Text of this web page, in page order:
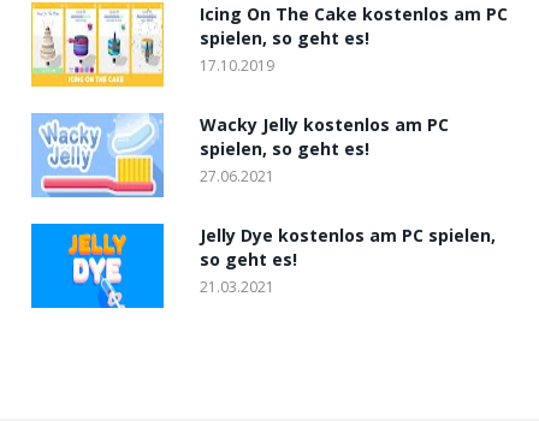
Icing On The Cake kostenlos am PC
spielen, so geht es!
17.10.2019
Wacky Jelly kostenlos am PC
spielen, so geht es!
27.06.2021
Jelly Dye kostenlos am PC spielen,
so geht es!
21.03.2021